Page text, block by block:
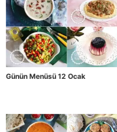
Günün Menüsü 12 Ocak